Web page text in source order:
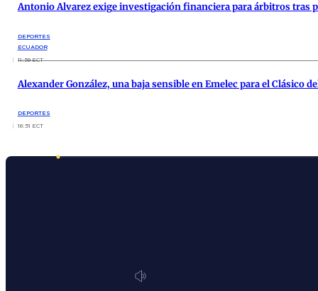
Antonio Alvarez exige investigación financiera para árbitros tras
DEPORTES
ECUADOR
11:59 ECT
Alexander González, una baja sensible en Emelec para el Clásico
DEPORTES
16:51 ECT